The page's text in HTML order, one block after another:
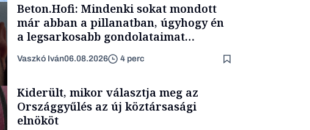
Beton.Hofi: Mindenki sokat mondott
már abban a pillanatban, úgyhogy én
a legsarkosabb gondolataimat
Vaszkó Iván06.08.2026 4 perc
Kiderült, mikor választja meg az
Országgyűlés az új köztársasági
elnököt